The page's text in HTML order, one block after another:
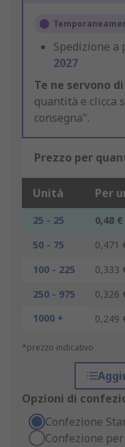
Spedizione a
2027
Te ne servono
quantità e clicca
consegna".
Prezzo per
Unità Per
25 - 25 0,48 €
50 - 75
0,471
100 - 225
0,333
250 - 975
0,326
1000 +
0,249
*prezzo indicativo
Opzioni di
Confezione
Confezione